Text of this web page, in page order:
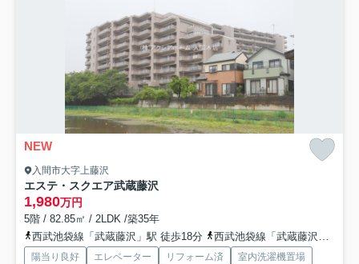
NEW
入間市大字上藤沢
エステ・スクエア武蔵藤沢
1,980万円
5階 / 82.85㎡ / 2LDK /築35年
西武池袋線「武蔵藤沢」駅 徒歩18分
西武池袋線「武蔵藤沢」駅 バス11分 西武バス「高見原」 停歩5分
陽当り良好 エレベーター リフォーム済
室内洗濯機置場